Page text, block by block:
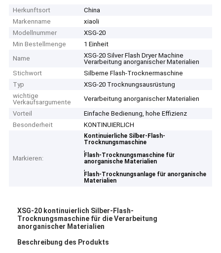
Herkunftsort
China
Markenname
xiaoli
Modellnummer
XSG-20
Min Bestellmenge
1 Einheit
Name
XSG-20 Silver Flash Dryer Machine
Verarbeitung anorganischer Materialien
Stichwort
Silberne Flash-Trocknermaschine
Typ
XSG-20 Trocknungsausrüstung
wichtige
Verkaufsargumente
Verarbeitung anorganischer Materialien
Vorteil
Einfache Bedienung, hohe Effizienz
Besonderheit
KONTINUIERLICH
Markieren:
Kontinuierliche Silber-Flash-
Trocknungsmaschine
,
Flash-Trocknungsmaschine für
anorganische Materialien
,
Flash-Trocknungsanlage für anorganische
Materialien
XSG-20 kontinuierlich Silber-Flash-
Trocknungsmaschine für die Verarbeitung
anorganischer Materialien
Beschreibung des Produkts